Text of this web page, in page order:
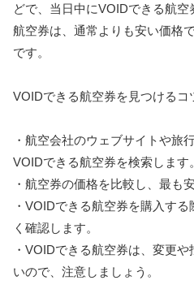
どで、当日中にVOIDできる航
航空券は、通常よりも安い価格
です。
VOIDできる航空券を見つけるコ
・航空会社のウェブサイトや旅
VOIDできる航空券を検索します。
・航空券の価格を比較し、最も
・VOIDできる航空券を購入す
く確認します。
・VOIDできる航空券は、変更
いので、注意しましょう。